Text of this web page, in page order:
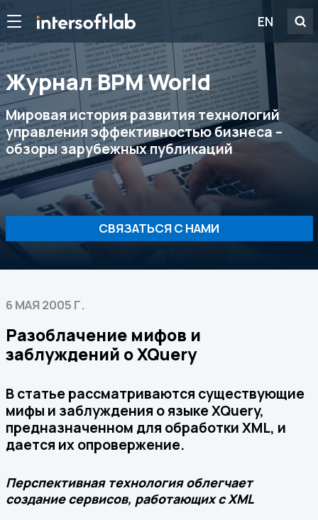
EN
Журнал ВРМ World
Мировая история развития технологий
управления эффективностью бизнеса –
обзоры зарубежных публикаций
СВЯЗАТЬСЯ С НАМИ
6 МАЯ 2005 Г.
Разоблачение мифов и
заблуждений о XQuery
В статье рассматриваются существующие
мифы и заблуждения о языке XQuery,
предназначенном для обработки XML, и
дается их опровержение.
Перспективная технология облегчает
создание сервисов, работающих с XML